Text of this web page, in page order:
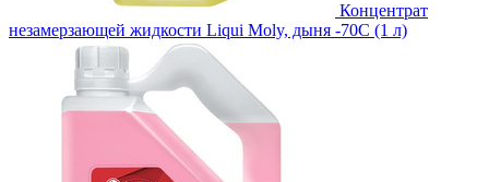
Концентрат
незамерзающей жидкости Liqui Moly, дыня -70С (1 л)